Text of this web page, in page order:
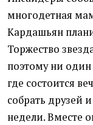
многодетная
Кардашьян
Торжество
поэтому ни один
где состоится
собрать друзей
недели. Вместе